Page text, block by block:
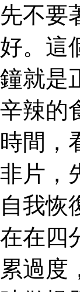
先不要
好。這
鐘就是
辛辣的
時間，
非片，
自我恢
在在四
累過度